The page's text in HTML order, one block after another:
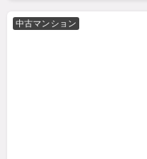
中古マンション